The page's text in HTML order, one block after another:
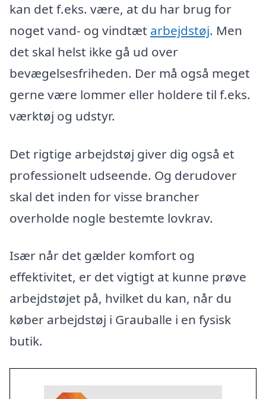
kan det f.eks. være, at du har brug for
noget vand- og vindtæt arbejdstøj. Men
det skal helst ikke gå ud over
bevægelsesfriheden. Der må også meget
gerne være lommer eller holdere til f.eks.
værktøj og udstyr.
Det rigtige arbejdstøj giver dig også et
professionelt udseende. Og derudover
skal det inden for visse brancher
overholde nogle bestemte lovkrav.
Især når det gælder komfort og
effektivitet, er det vigtigt at kunne prøve
arbejdstøjet på, hvilket du kan, når du
køber arbejdstøj i Grauballe i en fysisk
butik.